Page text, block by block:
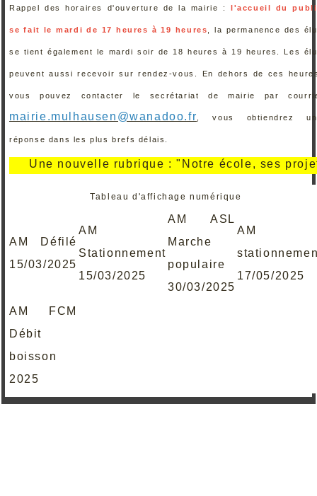
Rappel des horaires d'ouverture de la mairie : l'accueil du
se fait le mardi de 17 heures à 19 heures , la permanence des
se tient également le mardi soir de 18 heures à 19 heures. Les
peuvent aussi recevoir sur rendez-vous. En dehors de ces
vous pouvez contacter le secrétariat de mairie par
mairie.mulhausen@wanadoo.fr , vous obtiendrez
réponse dans les plus brefs délais.
nouvelle rubrique : "Notre école, ses projets,
Tableau d'affichage numérique
AM Défilé
15/03/2025
AM
Stationnement
15/03/2025
AM ASL
Marche
populaire
30/03/2025
AM
17/05/2025
AM FCM
Débit
boisson
2025